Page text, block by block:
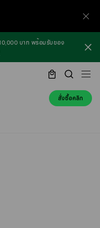
บาท พร้อมรับของ
สั่งซื้อคลิก